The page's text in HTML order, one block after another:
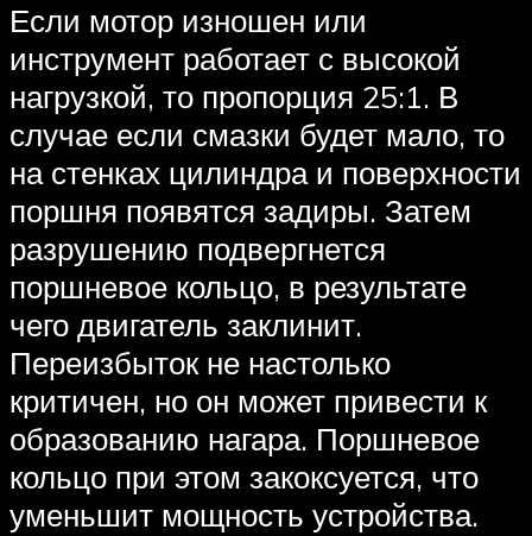
Если мотор изношен или
инструмент работает с высокой
нагрузкой, то пропорция 25:1. В
случае если смазки будет мало, то
на стенках цилиндра и поверхности
поршня появятся задиры. Затем
разрушению подвергнется
поршневое кольцо, в результате
чего двигатель заклинит.
Переизбыток не настолько
критичен, но он может привести к
образованию нагара. Поршневое
кольцо при этом закоксуется, что
уменьшит мощность устройства.